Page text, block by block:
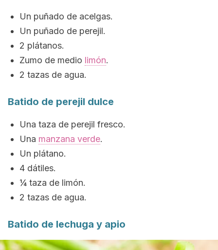
Un puñado de acelgas.
Un puñado de perejil.
2 plátanos.
Zumo de medio limón.
2 tazas de agua.
Batido de perejil dulce
Una taza de perejil fresco.
Una manzana verde.
Un plátano.
4 dátiles.
¼ taza de limón.
2 tazas de agua.
Batido de lechuga y apio